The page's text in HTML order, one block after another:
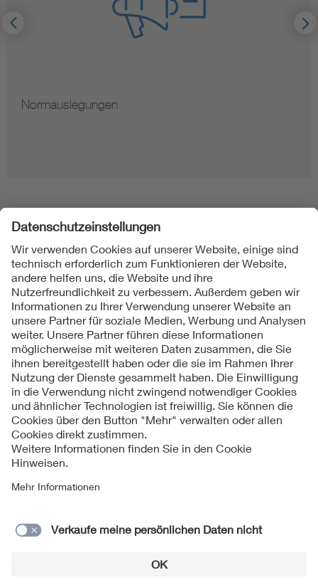
Normauslegungen
Folgen Sie uns
Kontakt
Impressum
Datenschutzinformationen
Cookie Hinweise
Compliance
Jahresarchiv
© 2026 VDE Verband der Elektrotechnik Elektronik